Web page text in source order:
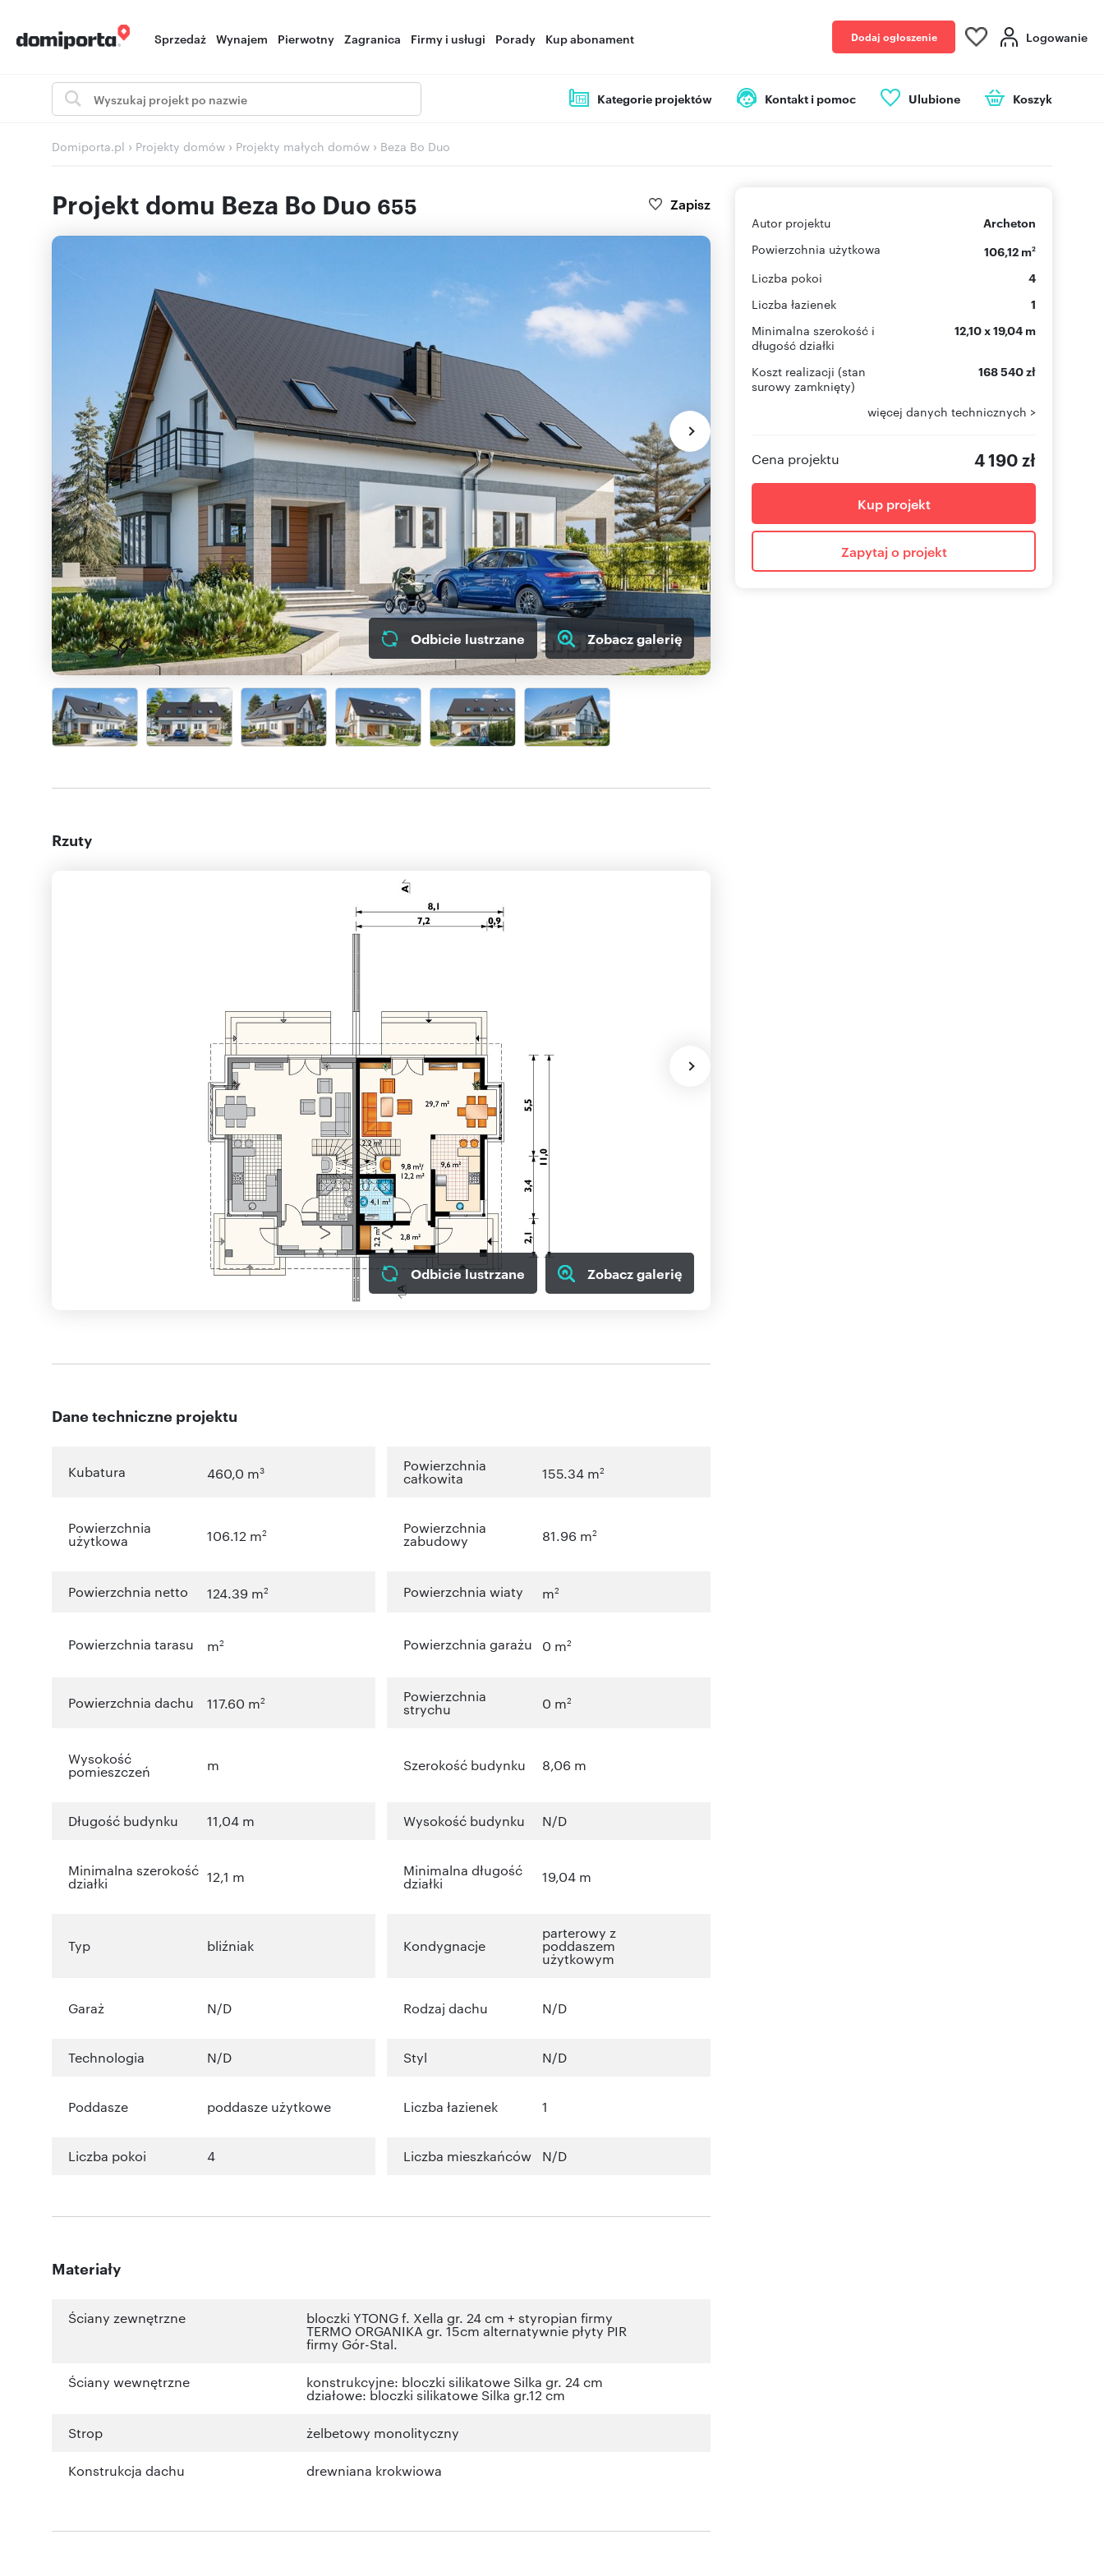
Sprzedaż Wynajem Pierwotny Zagranica Firmy i usługi Porady Kup abonament Dodaj ogłoszenie Logowanie
Kategorie projektów Kontakt i pomoc Ulubione Koszyk
Domiporta.pl › Projekty domów › Projekty małych domów › Beza Bo Duo
Projekt domu Beza Bo Duo 655 Zapisz
Odbicie lustrzane Zobacz galerię
Rzuty
Odbicie lustrzane Zobacz galerię
Dane techniczne projektu
Kubatura 460,0 m3 Powierzchnia
całkowita 155.34 m2
Powierzchnia
użytkowa 106.12 m2 Powierzchnia
zabudowy 81.96 m2
Powierzchnia netto 124.39 m2 Powierzchnia wiaty m2
Powierzchnia tarasu m2 Powierzchnia garażu 0 m2
Powierzchnia dachu 117.60 m2 Powierzchnia
strychu 0 m2
Wysokość
pomieszczeń m Szerokość budynku 8,06 m
Długość budynku 11,04 m Wysokość budynku N/D
Minimalna szerokość
działki 12,1 m Minimalna długość
działki 19,04 m
Typ bliźniak Kondygnacje
parterowy z
poddaszem
użytkowym
Garaż N/D Rodzaj dachu N/D
Technologia N/D Styl N/D
Poddasze poddasze użytkowe Liczba łazienek 1
Liczba pokoi 4 Liczba mieszkańców N/D
Materiały
Ściany zewnętrzne bloczki YTONG f. Xella gr. 24 cm + styropian firmy
TERMO ORGANIKA gr. 15cm alternatywnie płyty PIR
firmy Gór-Stal.
Ściany wewnętrzne konstrukcyjne: bloczki silikatowe Silka gr. 24 cm
działowe: bloczki silikatowe Silka gr.12 cm
Strop żelbetowy monolityczny
Konstrukcja dachu drewniana krokwiowa
Autor projektu Archeton
Powierzchnia użytkowa 106,12 m2
Liczba pokoi 4
Liczba łazienek 1
Minimalna szerokość i
długość działki
12,10 x 19,04 m
Koszt realizacji (stan
surowy zamknięty)
168 540 zł
więcej danych technicznych >
Cena projektu 4 190 zł
Kup projekt
Zapytaj o projekt